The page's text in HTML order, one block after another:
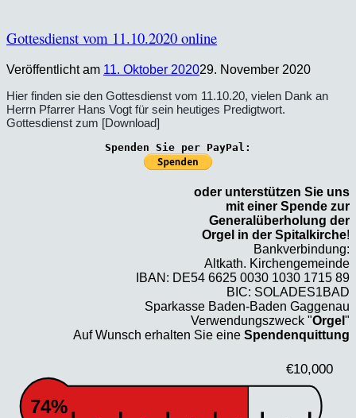
Gottesdienst vom 11.10.2020 online
Veröffentlicht am 11. Oktober 202029. November 2020
Hier finden sie den Gottesdienst vom 11.10.20, vielen Dank an
Herrn Pfarrer Hans Vogt für sein heutiges Predigtwort.
Gottesdienst zum [Download]
Spenden Sie per PayPal:
oder unterstützen Sie uns
mit einer Spende zur
Generalüberholung der
Orgel in der Spitalkirche!
Bankverbindung:
Altkath. Kirchengemeinde
IBAN: DE54 6625 0030 1030 1715 89
BIC: SOLADES1BAD
Sparkasse Baden-Baden Gaggenau
Verwendungszweck "Orgel "
Auf Wunsch erhalten Sie eine Spendenquittung
€10,000
74%